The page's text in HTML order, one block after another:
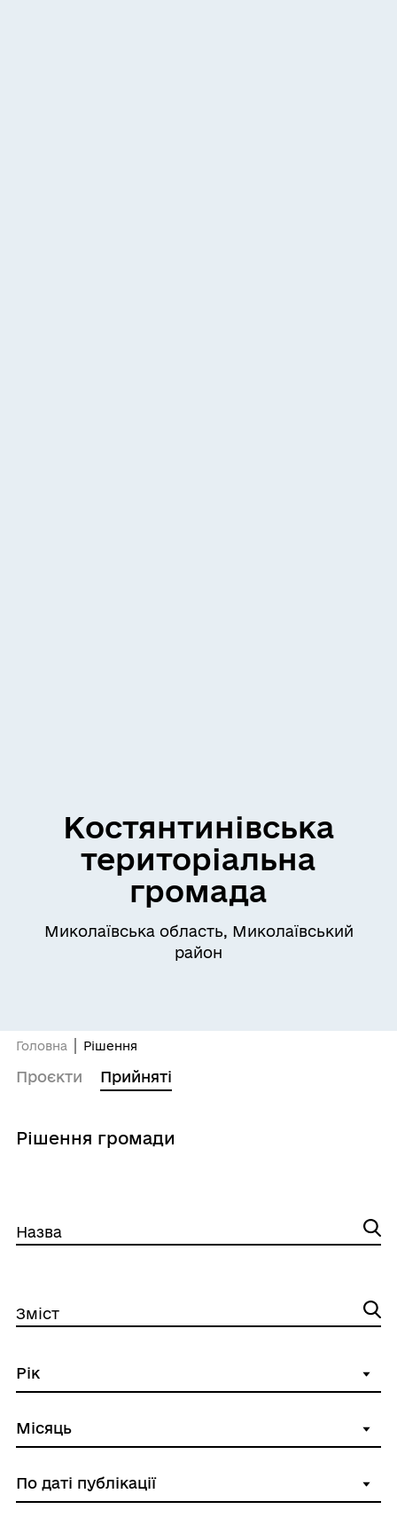
Костянтинівська
територіальна
громада
Миколаївська область, Миколаївський
район
Головна Рішення
Проєкти Прийняті
Рішення громади
Назва
Зміст